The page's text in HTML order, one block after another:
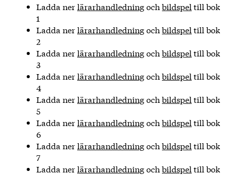
Ladda nerlärarhandledningoch bildspel till bok
1
Ladda nerlärarhandledningoch bildspel till bok
2
Ladda nerlärarhandledningoch bildspel till bok
3
Ladda nerlärarhandledningoch bildspel till bok
4
Ladda nerlärarhandledningoch bildspel till bok
5
Ladda nerlärarhandledningoch bildspel till bok
6
Ladda nerlärarhandledningoch bildspel till bok
7
Ladda nerlärarhandledningoch bildspel till bok